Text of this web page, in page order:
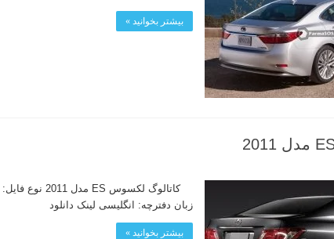
بیشتر بخوانید »
زبان دفترچه: انگلیسی لینک دانلود
بیشتر بخوانید »